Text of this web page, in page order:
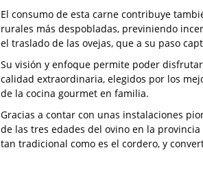
El consumo de esta carne contribuye
rurales más despobladas, previniendo
el traslado de las ovejas, que a su paso
Su visión y enfoque permite poder
calidad extraordinaria, elegidos por los
de la cocina gourmet en familia.
Gracias a contar con unas instalaciones
de las tres edades del ovino en la
tan tradicional como es el cordero, y